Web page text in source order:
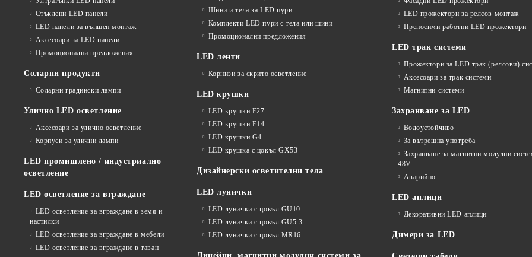
Стъклени LED панели
LED панели за външен монтаж
Аксесоари за LED панели
Промоционални предложения
Соларни продукти
Соларни градински лампи
Улично LED осветление
Аксесоари за улично осветление
Корпуси за улични лампи
LED промишлено / индустриално
осветление
LED осветление за вграждане
LED осветление за вграждане в земя и
настилки
LED осветление за вграждане в мебели
LED осветление за вграждане в таван
Шини и тела за LED пури
Комплекти LED пури с тела или шини
Промоционални предложения
LED ленти
Корнизи за скрито осветление
LED крушки
LED крушки E27
LED крушки E14
LED крушки G4
LED крушка с цокъл GX53
Дизайнерски осветителни тела
LED лунички
LED лунички с цокъл GU10
LED лунички с цокъл GU5.3
LED лунички с цокъл MR16
LED прожектори за релсов монтаж
Преносими работни LED прожектори
LED трак системи
Прожектори за LED трак (релсови)
Аксесоари за трак системи
Магнитни системи
Захранване за LED
Водоустойчиво
За вътрешна употреба
Захранване за магнитни модулни
48V
Аварийно
LED аплици
Декоративни LED аплици
Димери за LED